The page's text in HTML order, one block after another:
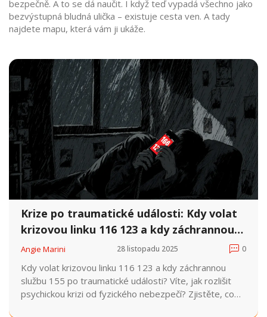
bezpečně. A to se dá naučit. I když teď vypadá všechno jako
bezvýstupná bludná ulička – existuje cesta ven. A tady
najdete mapu, která vám ji ukáže.
Krize po traumatické události: Kdy volat
krizovou linku 116 123 a kdy záchrannou
službu 155
Angie Marini 28 listopadu 2025 0
Kdy volat krizovou linku 116 123 a kdy záchrannou
službu 155 po traumatické události? Víte, jak rozlišit
psychickou krizi od fyzického nebezpečí? Zjistěte, co